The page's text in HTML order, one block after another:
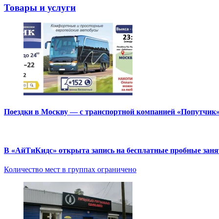
Товары и услуги
Поездки в Москву — с транспортной компанией «Попутчик»
В «АйТиКидс» открыта запись на бесплатные пробные
Количество мест в группах ограничено